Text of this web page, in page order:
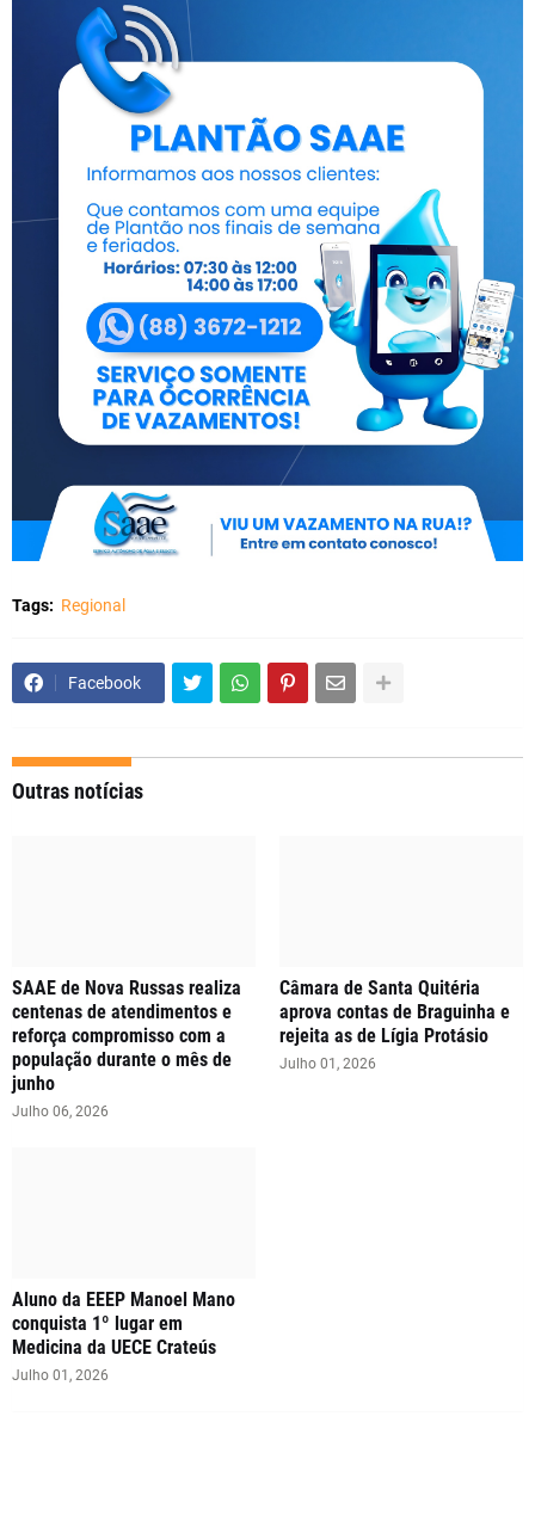
Tags: Regional
Facebook
Outras notícias
SAAE de Nova Russas realiza
centenas de atendimentos e
reforça compromisso com a
população durante o mês de
junho
Julho 06, 2026
Câmara de Santa Quitéria
aprova contas de Braguinha e
rejeita as de Lígia Protásio
Julho 01, 2026
Aluno da EEEP Manoel Mano
conquista 1º lugar em
Medicina da UECE Crateús
Julho 01, 2026